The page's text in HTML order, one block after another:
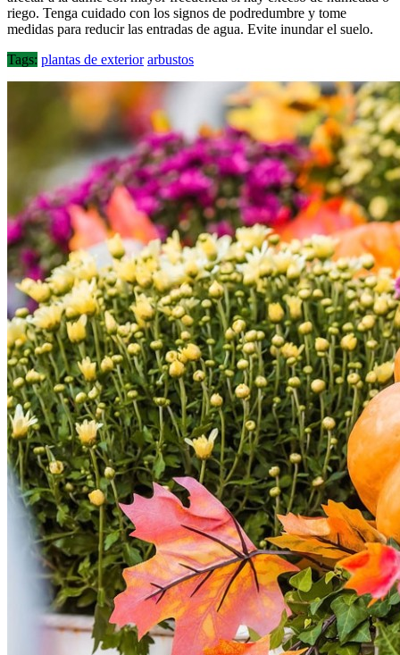
riego. Tenga cuidado con los signos de podredumbre y tome
medidas para reducir las entradas de agua. Evite inundar el suelo.
Tags: plantas de exterior arbustos